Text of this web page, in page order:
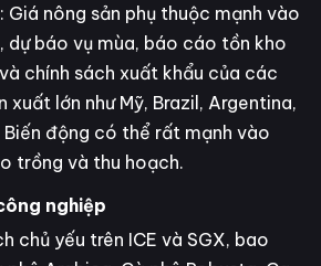
nông sản phụ thuộc mạnh vào
dự báo vụ mùa, báo cáo tồn kho
chính sách xuất khẩu của các
xuất lớn như Mỹ, Brazil, Argentina,
Biến động có thể rất mạnh vào
trồng và thu hoạch.
nghiệp
chủ yếu trên ICE và SGX, bao